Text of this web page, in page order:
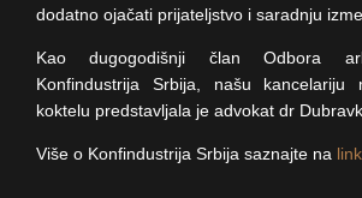
dodatno ojačati prijateljstvo i saradnju
Kao dugogodišnji član Odbora
Konfindustrija Srbija, našu kancelariju
koktelu predstavljala je advokat dr
Više o Konfindustrija Srbija saznajte na